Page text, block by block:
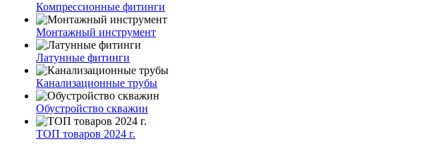
Компрессионные фитинги
Монтажный инструмент
Латунные фитинги
Канализационные трубы
Обустройство скважин
ТОП товаров 2024 г.